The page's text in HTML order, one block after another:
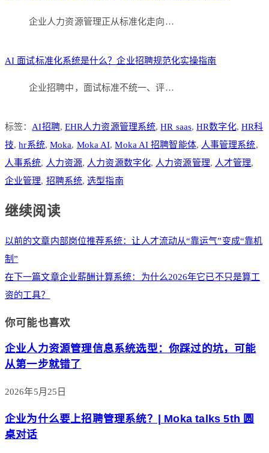
企业人力资源管理正从标准化走向…
AI 面试标准化系统是什么？企业招聘规范化实操指南
企业招聘中，面试标准不统一、评…
标签： AI招聘, EHR人力资源管理系统,HR saas,HR数字化, HR科
技,hr系统, Moka, Moka AI,Moka AI 招聘智能体, 人事管理系统,
人事系统, 人力资源, 人力资源数字化, 人力资源管理, 人才管理,
企业管理, 招聘系统,选型指南
继续阅读
以前的文章内部岗位推荐系统：让人才流动从“靠运气”变成“靠机
制”
在下一篇文章企业薪酬计算系统：为什么2026年它已不只是算工
资的工具？
你可能也喜欢
企业人力资源管理信息系统选型：你踩过的坑，可能
从第一步就错了
2026年5月25日
企业为什么要上招聘管理系统？| Moka talks 5th 圆
桌对话